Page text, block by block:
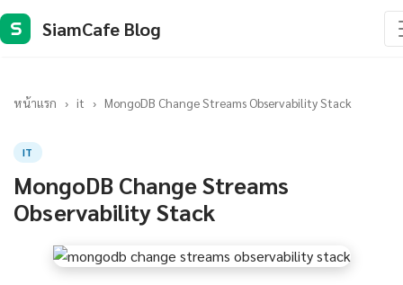
S SiamCafe Blog
หน้าแรก › it › MongoDB Change Streams Observability Stack
IT
MongoDB Change Streams
Observability Stack